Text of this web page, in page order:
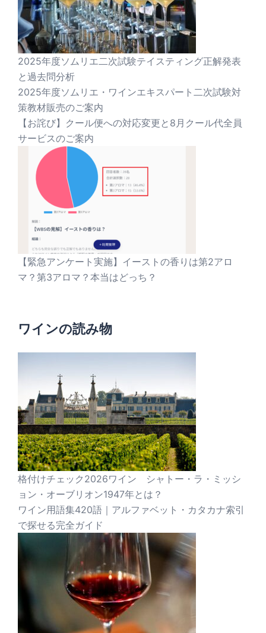
2025年度ソムリエ二次試験テイスティング正解発表
と過去問分析
2025年度ソムリエ・ワインエキスパート二次試験対
策教材販売のご案内
【お詫び】クール便への対応変更と8月クール代全員
サービスのご案内
【緊急アンケート実施】イーストの香りは第2アロ
マ？第3アロマ？本当はどっち？
ワインの読み物
格付けチェック2026ワイン シャトー・ラ・ミッシ
ョン・オーブリオン1947年とは？
ワイン用語集420語｜アルファベット・カタカナ索引
で探せる完全ガイド